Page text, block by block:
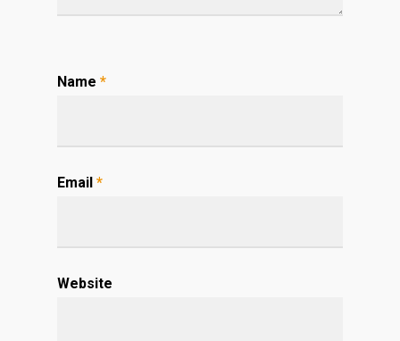
Name *
Email *
Website